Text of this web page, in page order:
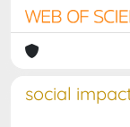
social